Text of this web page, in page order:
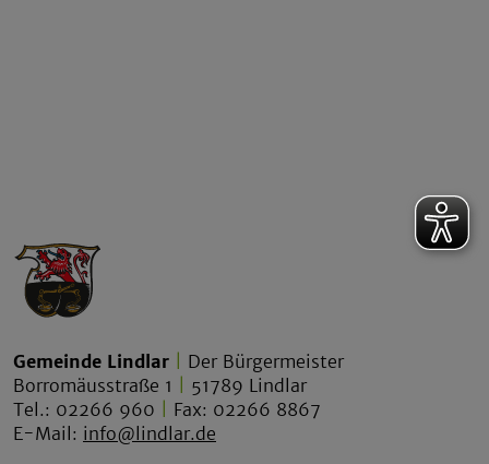
Gemeinde Lindlar
Der Bürgermeister
Borromäusstraße 1
51789 Lindlar
Tel.: 02266 960
Fax: 02266 8867
E-Mail: info@lindlar.de